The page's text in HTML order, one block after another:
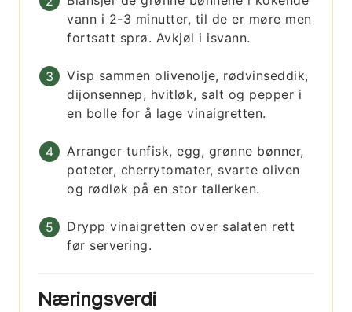
vann i 2-3 minutter, til de er møre men
fortsatt sprø. Avkjøl i isvann.
Visp sammen olivenolje, rødvinseddik,
dijonsennep, hvitløk, salt og pepper i
en bolle for å lage vinaigretten.
Arranger tunfisk, egg, grønne bønner,
poteter, cherrytomater, svarte oliven
og rødløk på en stor tallerken.
Drypp vinaigretten over salaten rett
før servering.
Næringsverdi